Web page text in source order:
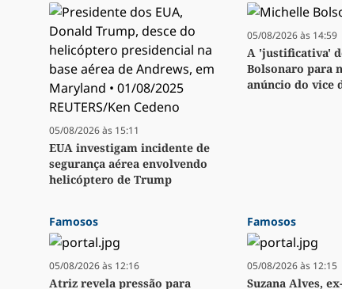
05/08/2026 às 15:11
EUA investigam incidente de
segurança aérea envolvendo
helicóptero de Trump
05/08/2026 às 14:59
A 'justificativa'
Bolsonaro para
anúncio do vice
Famosos
05/08/2026 às 12:16
Atriz revela pressão para
Famosos
05/08/2026 às 12:15
Suzana Alves,